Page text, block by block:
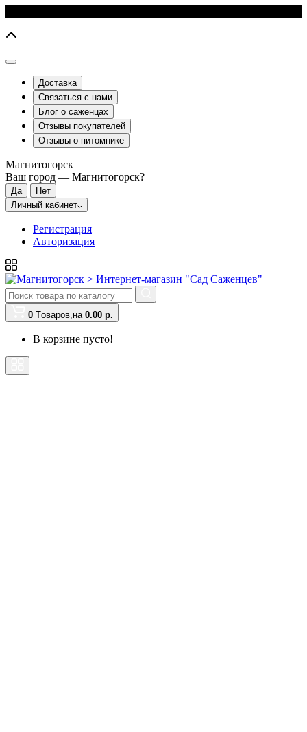
Доставка
Связаться с нами
Блог о саженцах
Отзывы покупателей
Отзывы о питомнике
Магнитогорск
Ваш город — Магнитогорск?
Личный кабинет
Регистрация
Авторизация
0 Tоваров,на 0.00 р.
В корзине пусто!